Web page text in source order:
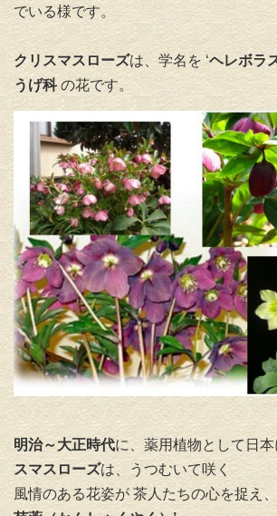
でいる様です。
クリスマスローズは、学名を ‘ヘレボラ
うげ科の花です。
明治～大正時代に、薬用植物として日
スマスローズは、うつむいて咲く
風情のある花姿が 茶人たちの心を捉え、